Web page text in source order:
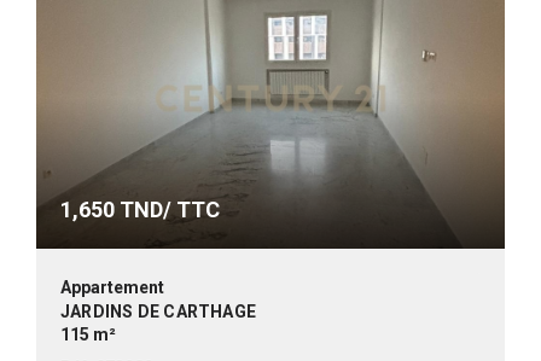
1,650 TND/ TTC
Appartement
JARDINS DE CARTHAGE
115 m²